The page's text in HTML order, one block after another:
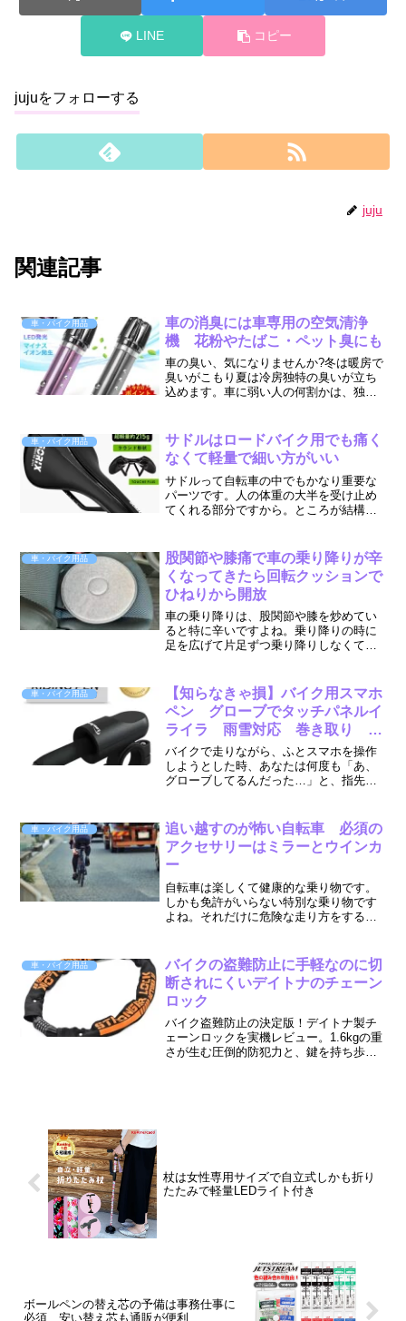
LINE コピー
jujuをフォローする
juju
関連記事
車・バイク用品
車の消臭には車専用の空気清浄
機 花粉やたばこ・ペット臭にも
車の臭い、気になりませんか?冬は暖房で
臭いがこもり夏は冷房独特の臭いが立ち
込めます。車に弱い人の何割かは、独特
ですね。だからと言って、家庭用の空気
清浄機みたいに定期的に...
車・バイク用品
サドルはロードバイク用でも痛く
なくて軽量で細い方がいい
サドルって自転車の中でもかなり重要な
パーツです。人の体重の大半を受け止め
てくれる部分ですから。ところが結構お
(笑)軽快に走るために軽量化しようとすれ
ば細く小さく、クッシ...
車・バイク用品
股関節や膝痛で車の乗り降りが辛
くなってきたら回転クッションで
ひねりから開放
車の乗り降りは、股関節や膝を炒めてい
ると特に辛いですよね。乗り降りの時に
足を広げて片足ずつ乗り降りしなくても
車・バイク用品
【知らなきゃ損】バイク用スマホ
ペン グローブでタッチパネルイ
ライラ 雨雪対応 巻き取り ワ
イパーの真実
バイクで走りながら、ふとスマホを操作
しようとした時、あなたは何度も「あ、
グローブしてるんだった…」と、指先で
の日なんて最悪です。視界は悪いし、グ
ローブは濡れてさらに感度...
車・バイク用品
追い越すのが怖い自転車 必須の
アクセサリーはミラーとウインカ
ー
自転車は楽しくて健康的な乗り物です。
しかも免許がいらない特別な乗り物です
よね。それだけに危険な走り方をする人
に走らなくてはなりません。全く走る速
度が違う乗り物がです。恐...
車・バイク用品
バイクの盗難防止に手軽なのに切
断されにくいデイトナのチェーン
ロック
バイク盗難防止の決定版！デイトナ製チ
ェーンロックを実機レビュー。1.6kgの重
さが生む圧倒的防犯力と、鍵を持ち歩か
杖は女性専用サイズで自立式しかも折り
たたみで軽量LEDライト付き
ボールペンの替え芯の予備は事務仕事に
必須 安い替え芯も通販が便利